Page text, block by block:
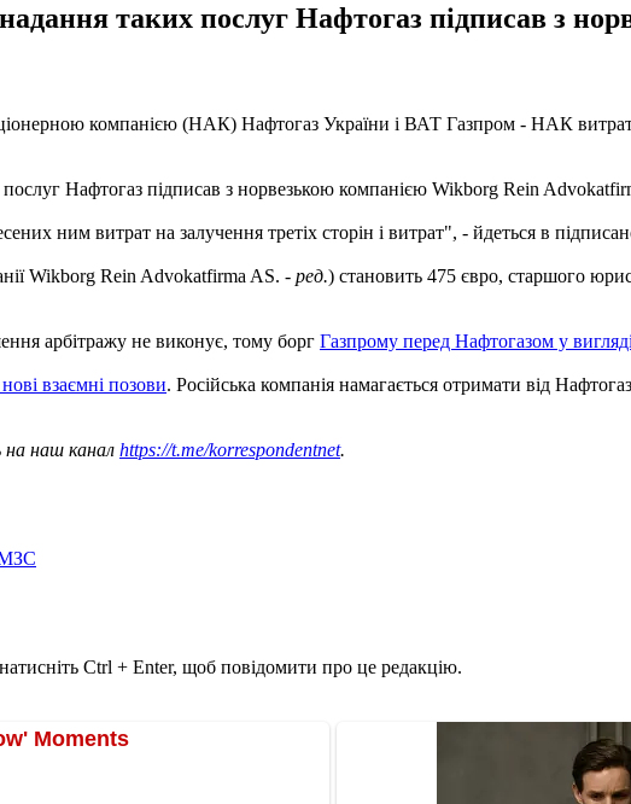
таких послуг Нафтогаз підписав з
компанією (НАК) Нафтогаз України і ВАТ Газпром - НАК
Нафтогаз підписав з норвезькою компанією Wikborg Rein
ним витрат на залучення третіх сторін і витрат", - йдеться в
Wikborg Rein Advokatfirma AS. - ред.) становить 475 євро, старшого
арбітражу не виконує, тому борг Газпрому перед Нафтогазом у
взаємні позови. Російська компанія намагається отримати від
на наш канал https://t.me/korrespondentnet.
МЗС
Ctrl + Enter, щоб повідомити про це редакцію.